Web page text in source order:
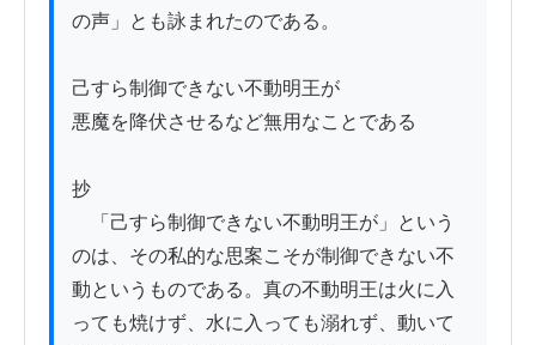
の声」とも詠まれたのである。
己すら制御できない不動明王が
悪魔を降伏させるなど無用なことである
抄
「己すら制御できない不動明王が」という
のは、その私的な思案こそが制御できない不
動というものである。真の不動明王は火に入
っても焼けず、水に入っても溺れず、動いて